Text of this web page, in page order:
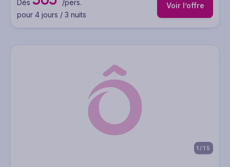
Dès
/pers.
pour 4 jours / 3 nuits
Voir l’offre
1/15